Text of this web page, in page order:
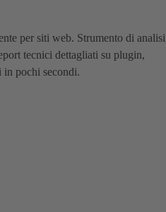
per siti web. Strumento di analisi
tecnici dettagliati su plugin,
in pochi secondi.